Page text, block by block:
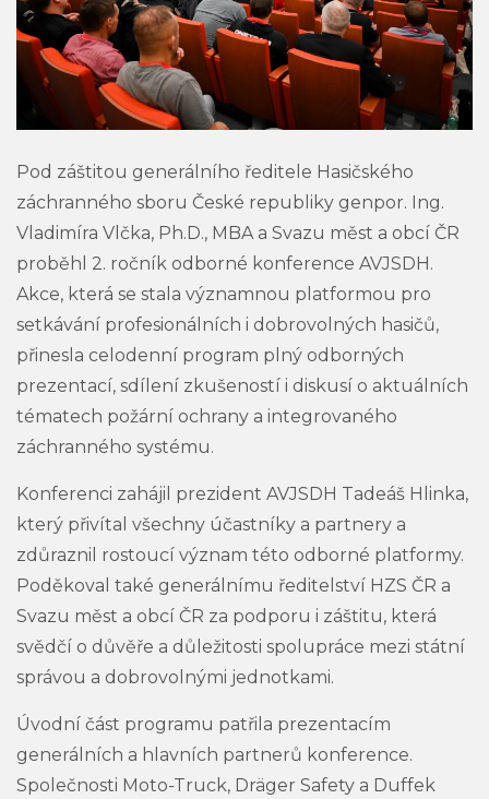
Pod záštitou generálního ředitele Hasičského
záchranného sboru České republiky genpor. Ing.
Vladimíra Vlčka, Ph.D., MBA a Svazu měst a obcí ČR
proběhl 2. ročník odborné konference AVJSDH.
Akce, která se stala významnou platformou pro
setkávání profesionálních i dobrovolných hasičů,
přinesla celodenní program plný odborných
prezentací, sdílení zkušeností i diskusí o aktuálních
tématech požární ochrany a integrovaného
záchranného systému.
Konferenci zahájil prezident AVJSDH Tadeáš Hlinka,
který přivítal všechny účastníky a partnery a
zdůraznil rostoucí význam této odborné platformy.
Poděkoval také generálnímu ředitelství HZS ČR a
Svazu měst a obcí ČR za podporu i záštitu, která
svědčí o důvěře a důležitosti spolupráce mezi státní
správou a dobrovolnými jednotkami.
Úvodní část programu patřila prezentacím
generálních a hlavních partnerů konference.
Společnosti Moto-Truck, Dräger Safety a Duffek